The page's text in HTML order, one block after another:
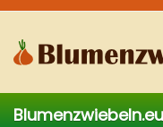
Skip
main
content
Blumenzwiebeln.eu